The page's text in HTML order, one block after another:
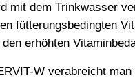
mit dem Trinkwasser
fütterungsbedingten
erhöhten
W verabreicht